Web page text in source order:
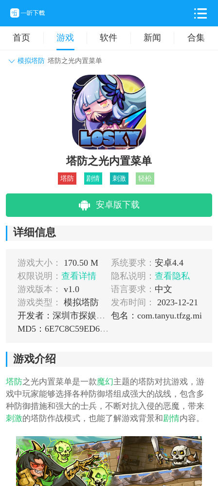
首页 游戏 软件 新闻 合集
模拟塔防 塔防之光内置菜单
动作格斗 休闲益智
卡牌对战 音乐舞蹈
挂机养成
塔防之光内置菜单
塔防 剧情 刺激 轻松
安卓版下载
详细信息
游戏大小： 170.50 M 系统要求： 安卓4.4
权限说明： 查看详情 隐私说明： 查看隐私
游戏版本：
v1.0 语言要求： 中文
游戏类型：
模拟塔防 发布时间：
2023-12-21
开发者：深圳市探娱互动科学文化有限公司
包名：com.tanyu.tfzg.mi
MD5：6E7C8C59ED6DD95182E2B20376F65E9D
游戏介绍
塔防之光内置菜单是一款魔幻主题的塔防对抗游戏，游
戏中玩家能够选择各种防御塔组成强大的战线，包含多
种防御措施和强大的士兵，不断对抗入侵的恶魔，带来
刺激的塔防作战模式，也能了解游戏背景和剧情内容。